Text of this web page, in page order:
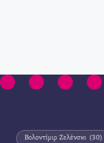
Βολοντίμιρ Ζελένσκι (30)